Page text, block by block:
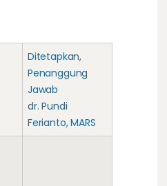
Ditetapkan,
Penanggung
Jawab
dr. Pundi
Ferianto, MARS